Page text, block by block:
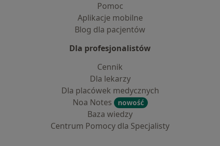
Pomoc
Aplikacje mobilne
Blog dla pacjentów
Dla profesjonalistów
Cennik
Dla lekarzy
Dla placówek medycznych
Noa Notes
nowość
Baza wiedzy
Centrum Pomocy dla Specjalisty